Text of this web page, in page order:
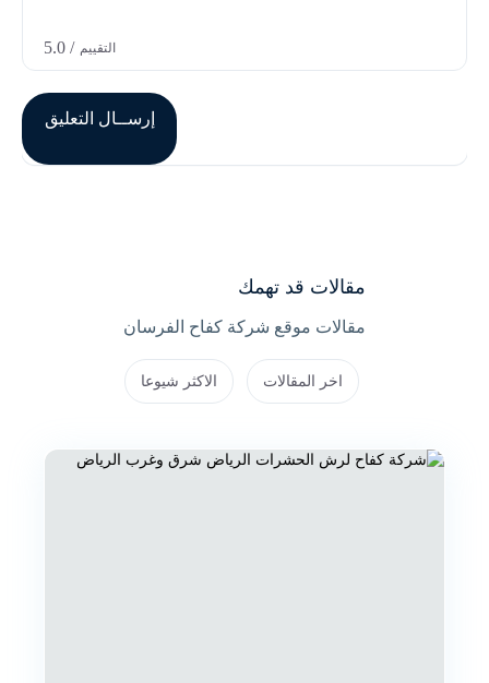
التقييم / 5.0
إرســال التعليق
مقالات قد تهمك
مقالات موقع شركة كفاح الفرسان
اخر المقالات الاكثر شيوعا